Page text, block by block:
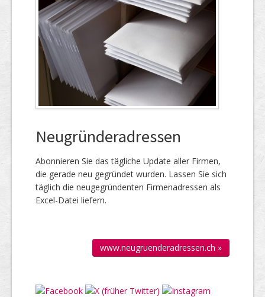
Neugründeradressen
Abonnieren Sie das täg­liche Up­date aller Firmen,
die gerade neu ge­gründet wur­den. Lassen Sie sich
täglich die neu­gegründenten Firmen­adressen als
Excel-Datei liefern.
www.neugruenderadressen.ch »